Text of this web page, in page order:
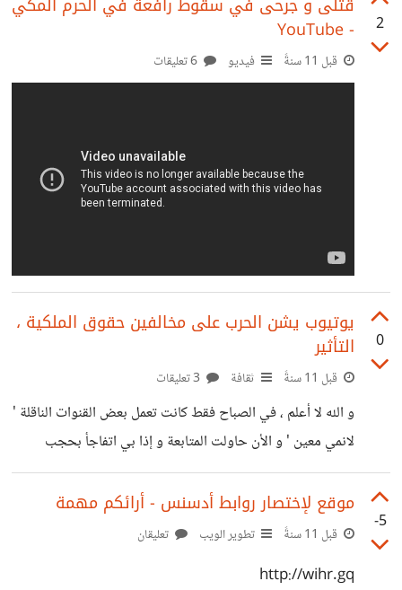
مشروعية التظاهرة في حد ذاتها لكن أريد أن أعرف إن كان قد
مسك كجزائري أو عربي أيه نفحة من نفحات هذه الفعاليات عني
أنا لم أرى أي نشاط يذكر .
2
- YouTube
قبل 11 سنةً فيديو
0
يوتيوب يشن الحرب على مخالفين حقوق الملكية ،
التأثير
قبل 11 سنةً ثقافة
و الله لا أعلم ، في الصباح فقط كانت تعمل بعض القنوات الناقلة '
لانمي معين ' و الأن حاولت المتابعة و إذا بي اتفاجأ بحجب
الفيديو حاولت مع مقاطع أخرى و بدون جدوى هل لاحظتم
القضية ؟ و هل سيأثر ذلك على شعبية الموقع ؟
-5
موقع لإختصار روابط أدسنس - أرائكم مهمة
قبل 11 سنةً تطوير الويب تعليقان
http://wihr.gq